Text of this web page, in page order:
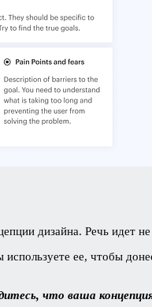
дизайна. Речь идет
ее, чтобы
что ваша